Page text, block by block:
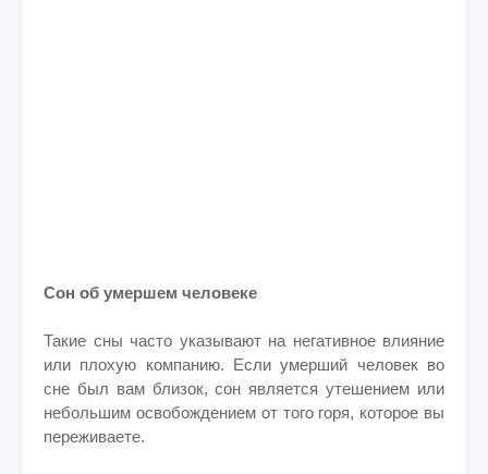
Сон об умершем человеке
Такие сны часто указывают на негативное влияние
или плохую компанию. Если умерший человек во
сне был вам близок, сон является утешением или
небольшим освобождением от того горя, которое вы
переживаете.